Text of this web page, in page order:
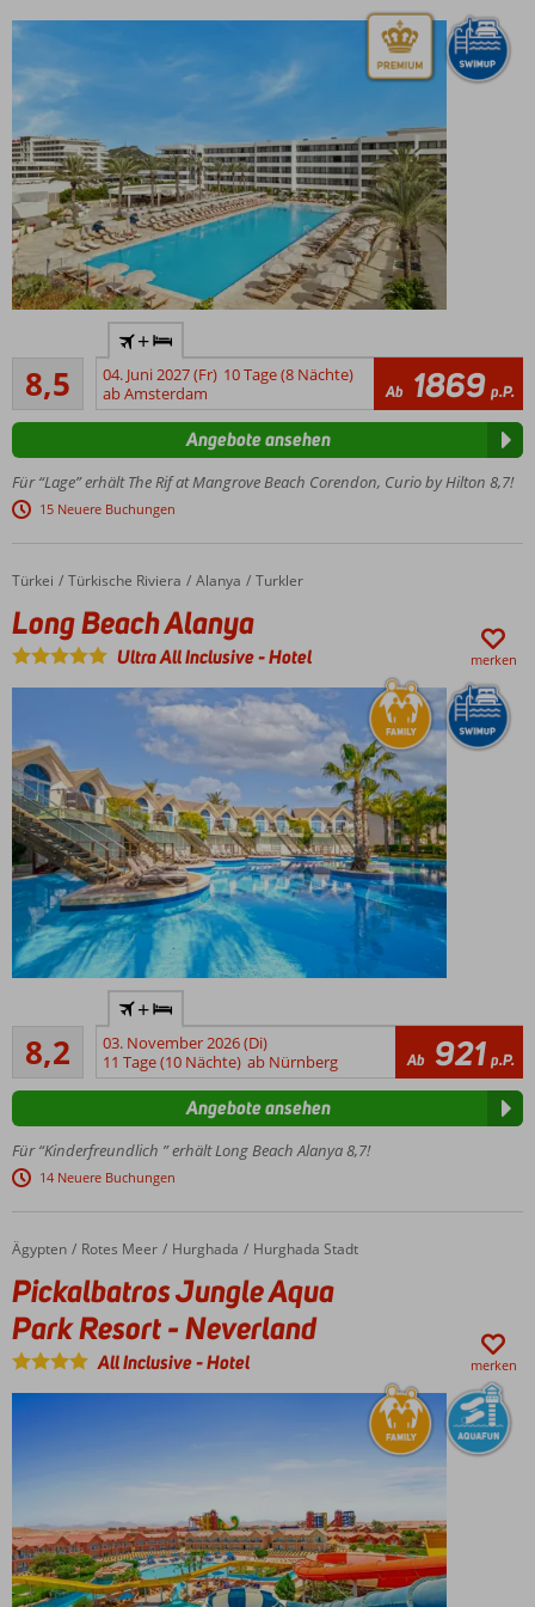
Inkl.
Bitterballen
und
Kroketten!
Exklusives
Resort mit
erweitertem
Ultra All
Konzept
Eigener
privater
Sandstrand
unmittelbarer
Nähe von
Willemstad
Kostenfreie
Nutzung aller
des
Mangrove
Beach
Resorts
Luxuriöse,
großzügige
Swim-up-
Zimmer
und
moderne
Suiten
zusätzliche À-
la-carte-
Restaurants
Zimmerservice
8,5
Empfohlen
796
Bewertungen
+
04. Juni 2027 (Fr) 10 Tage (8 Nächte)
ab Amsterdam
Ab 1869 p.P.
Für “Lage” erhält The Rif at Mangrove Beach Corendon, Curio by Hilton 8,7!
15 Neuere Buchungen
Angebote ansehen
Home
Türkei Türkische Riviera Alanya Turkler
Long Beach Alanya
Long Beach Alanya
Ultra All Inclusive-Hotel merken
Fantastisches und
familienfreundliches
Hotel
Mit
privatem
und Pier
Luxuriöse
Villen,
Suiten
Chalets
Kirmes mit
Riesenrad
und
Autoscooter
8,2Sehr gut
643
Bewertungen
+
03. November 2026 (Di)
11 Tage (10 Nächte) ab Nürnberg Ab 921 p.P.
Für “Kinderfreundlich ” erhält Long Beach Alanya 8,7!
14 Neuere Buchungen
Angebote ansehen
Home
Ägypten Rotes Meer Hurghada Hurghada Stadt
Pickalbatros Jungle Aqua Park Resort - Neverland
Pickalbatros Jungle Aqua
Park Resort - Neverland
All Inclusive-Hotel merken